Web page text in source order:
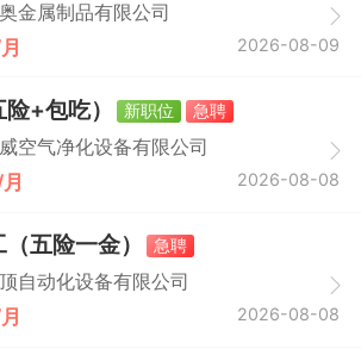
金属制品有限公司
2026-08-09
+包吃） 新职位
急聘
空气净化设备有限公司
2026-08-08
五险一金）
急聘
自动化设备有限公司
2026-08-08